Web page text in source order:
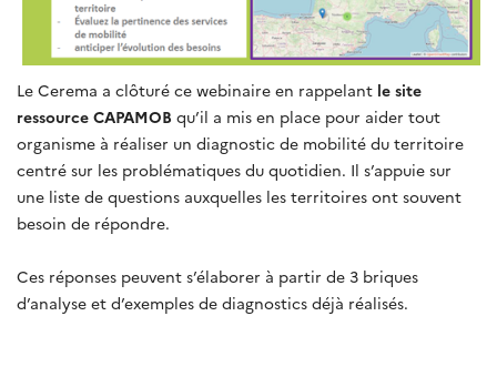
Le Cerema a clôturé ce webinaire en rappelant le site
ressource CAPAMOB qu’il a mis en place pour aider tout
organisme à réaliser un diagnostic de mobilité du territoire
centré sur les problématiques du quotidien. Il s’appuie sur
une liste de questions auxquelles les territoires ont souvent
besoin de répondre.
Ces réponses peuvent s’élaborer à partir de 3 briques
d’analyse et d’exemples de diagnostics déjà réalisés.